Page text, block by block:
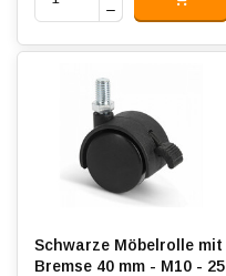
Schwarze Möbelrolle mit
Bremse 40 mm - M10 - 25